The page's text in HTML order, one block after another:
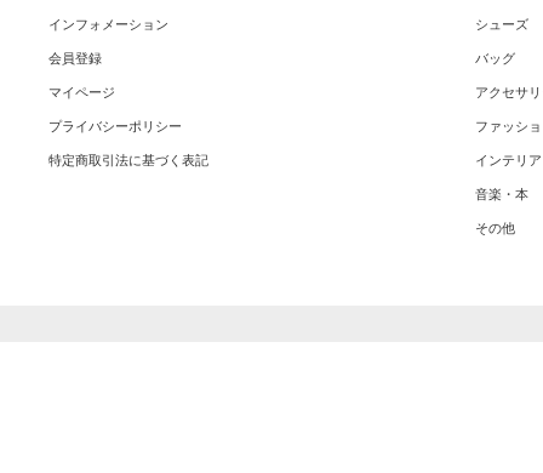
インフォメーション
会員登録
マイページ
プライバシーポリシー
特定商取引法に基づく表記
シューズ
バッグ
アクセサ
ファッシ
インテリア
音楽・本
その他